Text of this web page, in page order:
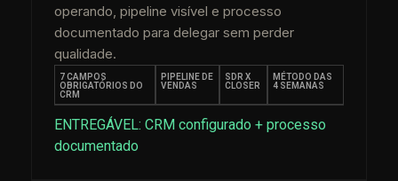
operando, pipeline visível e processo
documentado para delegar sem perder
qualidade.
7 CAMPOS
OBRIGATÓRIOS DO
CRM
PIPELINE DE
VENDAS
SDR X
CLOSER
MÉTODO DAS
4 SEMANAS
ENTREGÁVEL: CRM configurado + processo
documentado